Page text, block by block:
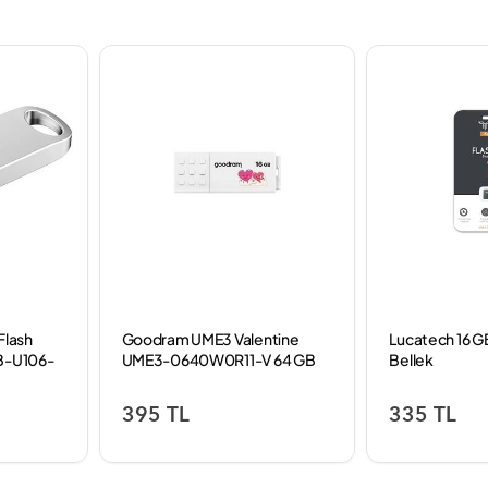
U106-
Goodram UME3 Valentine
UME3-0640W0R11-V 64 GB
395 TL
Lucatech 16
Bellek
335 TL